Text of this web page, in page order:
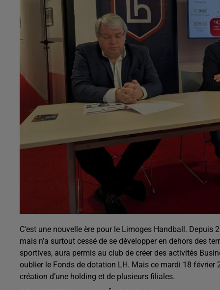
C'est une nouvelle ère pour le Limoges Handball.
mais n’a surtout cessé de se développer en dehors des
sportives, aura permis au club de créer des activités
oublier le Fonds de dotation LH. Mais ce mardi 18 février
création d’une holding et de plusieurs filiales.